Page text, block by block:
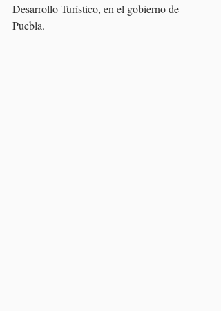
Desarrollo Turístico, en el gobierno de
Puebla.